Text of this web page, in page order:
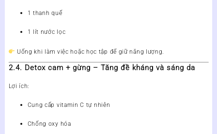
1 thanh quế
1 lít nước lọc
Uống khi làm việc hoặc học tập để giữ năng lượng.
2.4. Detox cam + gừng – Tăng đề kháng và sáng da
Lợi ích:
Cung cấp vitamin C tự nhiên
Chống oxy hóa